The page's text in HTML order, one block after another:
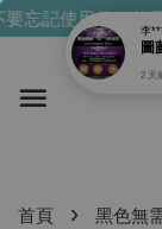
忘記使用你們的
首頁 › 黑色無
李
圖
2 天